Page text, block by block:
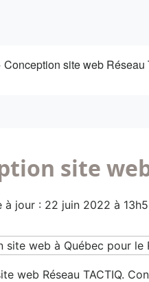
Conception site web Réseau
site
à jour : 22 juin 2022 à
web Réseau TACTIQ.